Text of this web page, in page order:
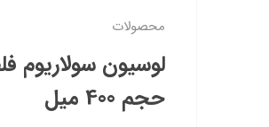
محصولات
حجم 400 میل